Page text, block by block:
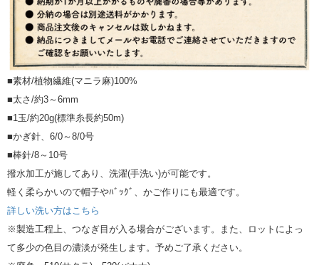
■素材/植物繊維(マニラ麻)100%
■太さ/約3～6mm
■1玉/約20g(標準糸長約50m)
■かぎ針、6/0～8/0号
■棒針/8～10号
撥水加工が施してあり、洗濯(手洗い)が可能です。
軽く柔らかいので帽子やﾊﾞｯｸﾞ、かご作りにも最適です。
詳しい洗い方はこちら
※製造工程上、つなぎ目が入る場合がございます。また、ロットによっ
て多少の色目の濃淡が発生します。予めご了承ください。